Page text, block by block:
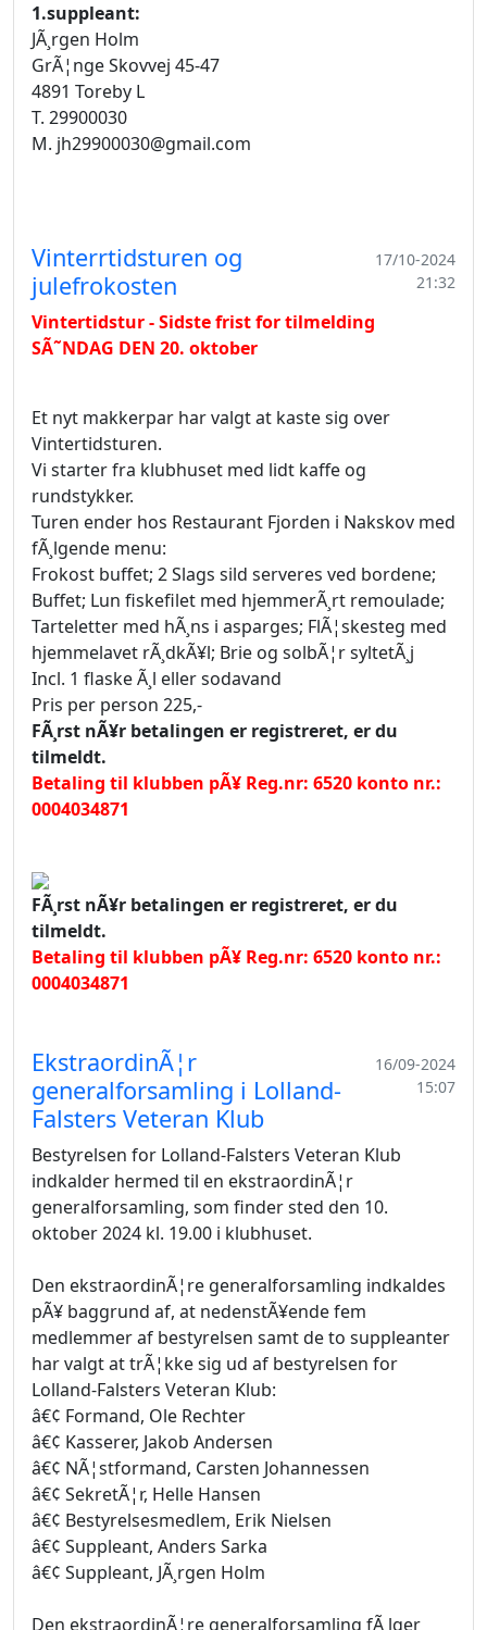
1.suppleant:
JÃ¸rgen Holm
GrÃ¦nge Skovvej 45-47
4891 Toreby L
T. 29900030
M. jh29900030@gmail.com
Vinterrtidsturen og
julefrokosten
17/10-2024
21:32
Vintertidstur - Sidste frist for tilmelding
SÃ˜NDAG DEN 20. oktober
Et nyt makkerpar har valgt at kaste sig over
Vintertidsturen.
Vi starter fra klubhuset med lidt kaffe og
rundstykker.
Turen ender hos Restaurant Fjorden i Nakskov med
fÃ¸lgende menu:
Frokost buffet; 2 Slags sild serveres ved bordene;
Buffet; Lun fiskefilet med hjemmerÃ¸rt remoulade;
Tarteletter med hÃ¸ns i asparges; FlÃ¦skesteg med
hjemmelavet rÃ¸dkÃ¥l; Brie og solbÃ¦r syltetÃ¸j
Incl. 1 flaske Ã¸l eller sodavand
Pris per person 225,-
FÃ¸rst nÃ¥r betalingen er registreret, er du
tilmeldt.
Betaling til klubben pÃ¥ Reg.nr: 6520 konto nr.:
0004034871
FÃ¸rst nÃ¥r betalingen er registreret, er du
tilmeldt.
Betaling til klubben pÃ¥ Reg.nr: 6520 konto nr.:
0004034871
EkstraordinÃ¦r
generalforsamling i Lolland-
Falsters Veteran Klub
16/09-2024
15:07
Bestyrelsen for Lolland-Falsters Veteran Klub
indkalder hermed til en ekstraordinÃ¦r
generalforsamling, som finder sted den 10.
oktober 2024 kl. 19.00 i klubhuset.
Den ekstraordinÃ¦re generalforsamling indkaldes
pÃ¥ baggrund af, at nedenstÃ¥ende fem
medlemmer af bestyrelsen samt de to suppleanter
har valgt at trÃ¦kke sig ud af bestyrelsen for
Lolland-Falsters Veteran Klub:
â€¢ Formand, Ole Rechter
â€¢ Kasserer, Jakob Andersen
â€¢ NÃ¦stformand, Carsten Johannessen
â€¢ SekretÃ¦r, Helle Hansen
â€¢ Bestyrelsesmedlem, Erik Nielsen
â€¢ Suppleant, Anders Sarka
â€¢ Suppleant, JÃ¸rgen Holm
Den ekstraordinÃ¦re generalforsamling fÃ¸lger